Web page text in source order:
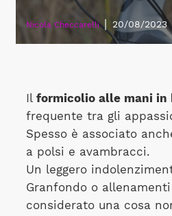
Nicola Checcarelli 20/08/2023
Il formicolio alle mani in
frequente tra gli
Spesso è associato
a polsi e avambracci.
Un leggero
Granfondo o
considerato una cosa